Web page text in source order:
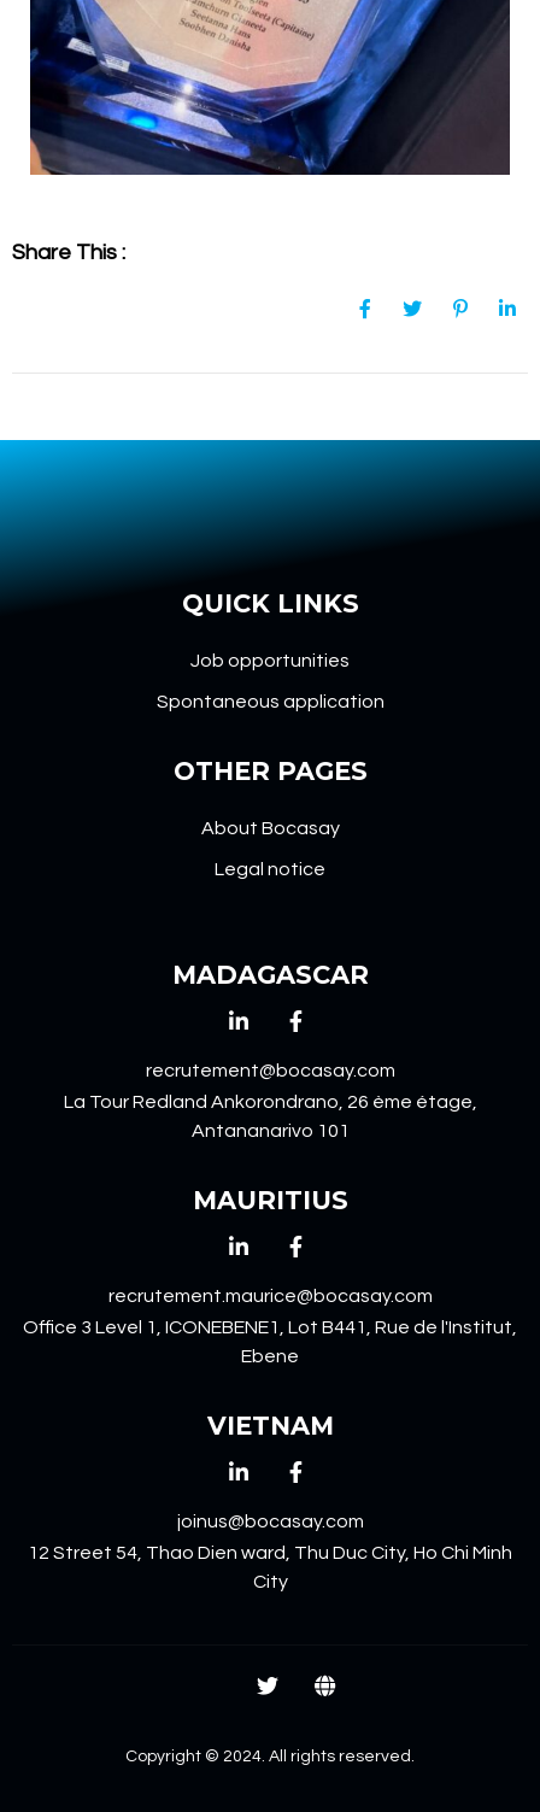
Share This :
QUICK LINKS
Job opportunities
Spontaneous application
OTHER PAGES
About Bocasay
Legal notice
MADAGASCAR
recrutement@bocasay.com
La Tour Redland Ankorondrano, 26 ème étage,
Antananarivo 101
MAURITIUS
recrutement.maurice@bocasay.com
Office 3 Level 1, ICONEBENE1, Lot B441, Rue de l'Institut,
Ebene
VIETNAM
joinus@bocasay.com
12 Street 54, Thao Dien ward, Thu Duc City, Ho Chi Minh
City
Copyright © 2024. All rights reserved.